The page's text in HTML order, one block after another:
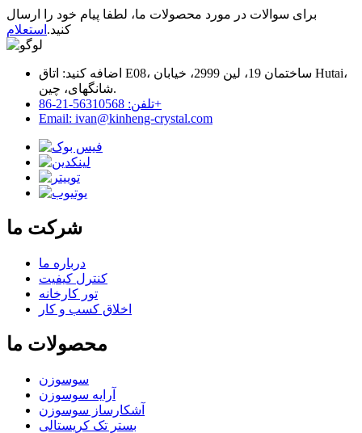
برای سوالات در مورد محصولات ما، لطفا پیام خود را ارسال
کنید. استعلام
اضافه کنید: اتاق E08، ساختمان 19، لین 2999، خیابان Hutai،
شانگهای، چین.
تلفن: 56310568-21-86+
Email: ivan@kinheng-crystal.com
شرکت ما
درباره ما
کنترل کیفیت
تور کارخانه
اخلاق کسب و کار
محصولات ما
سوسوزن
آرایه سوسوزن
آشکارساز سوسوزن
بستر تک کریستالی